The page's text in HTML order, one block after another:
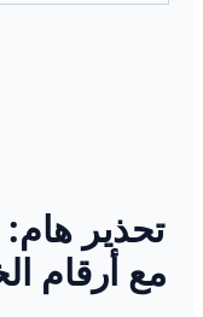
تحذير
مع أرقام